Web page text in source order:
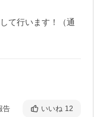
て行います！（通
告 いいね 12